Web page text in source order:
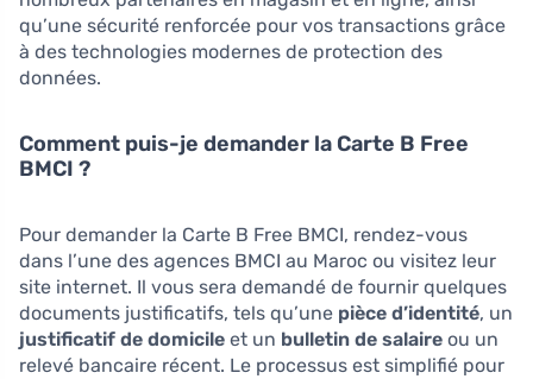
qu’une sécurité renforcée pour vos transactions grâce
à des technologies modernes de protection des
données.
Comment puis-je demander la Carte B Free
BMCI ?
Pour demander la Carte B Free BMCI, rendez-vous
dans l’une des agences BMCI au Maroc ou visitez leur
site internet. Il vous sera demandé de fournir quelques
documents justificatifs, tels qu’une pièce d’identité, un
justificatif de domicile et un bulletin de salaire ou un
relevé bancaire récent. Le processus est simplifié pour